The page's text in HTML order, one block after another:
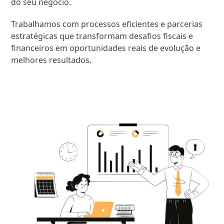
Trabalhamos com processos eficientes e parcerias
estratégicas que transformam desafios fiscais e
financeiros em oportunidades reais de evolução e
melhores resultados.